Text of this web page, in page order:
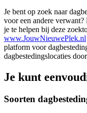
Je bent op zoek naar
voor een andere
je te helpen bij deze
www.JouwNieuwePlek.nl
platform voor
dagbestedingslocaties
Je kunt
Soorten